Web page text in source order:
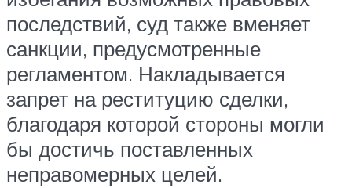
последствий, суд также вменяет
санкции, предусмотренные
регламентом. Накладывается
запрет на реституцию сделки,
благодаря которой стороны могли
бы достичь поставленных
неправомерных целей.